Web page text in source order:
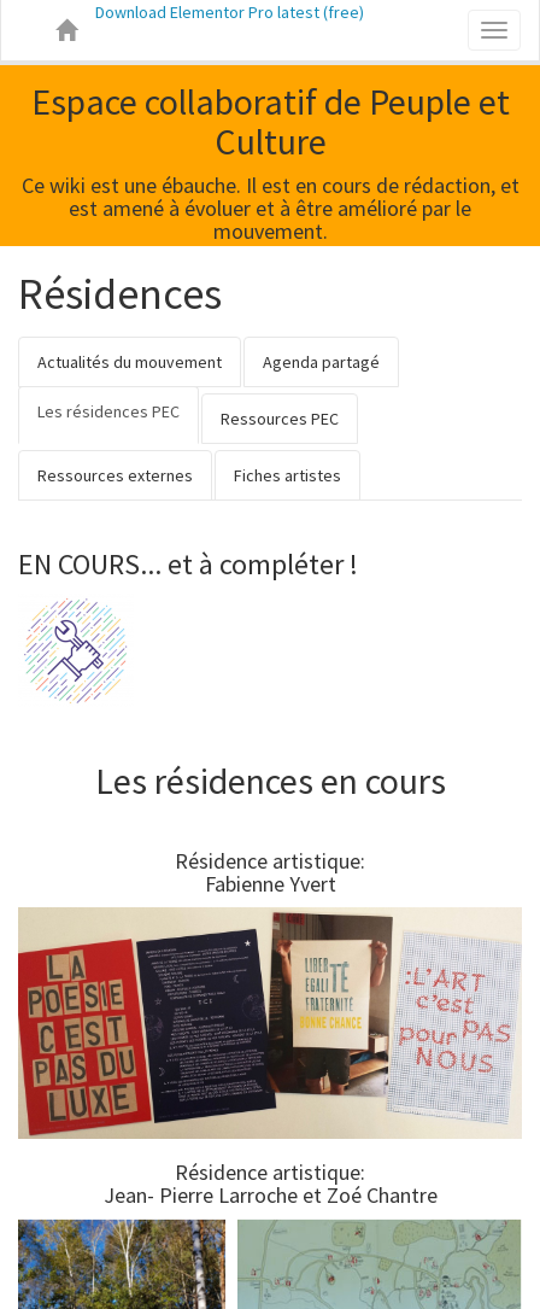
Download Elementor Pro latest (free)
Espace collaboratif de Peuple et
Culture
Ce wiki est une ébauche. Il est en cours de rédaction, et
est amené à évoluer et à être amélioré par le
mouvement.
Résidences
Actualités du mouvement Agenda partagé
Les résidences PEC Ressources PEC
Ressources externes Fiches artistes
EN COURS... et à compléter !
Les résidences en cours
Résidence artistique:
Fabienne Yvert
Résidence artistique:
Jean- Pierre Larroche et Zoé Chantre